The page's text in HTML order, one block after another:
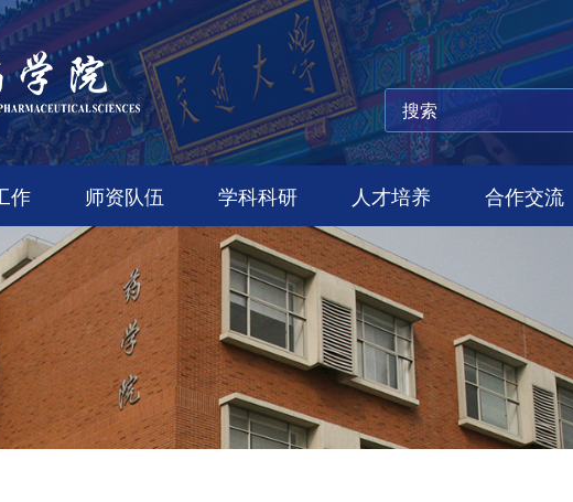
作 师资队伍 学科科研 人才培养 合作交流